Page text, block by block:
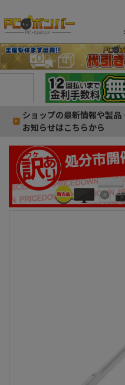
ショップの最新情報や製
お知らせはこちらから